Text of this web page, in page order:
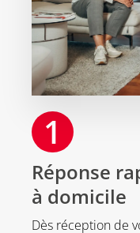
1
Réponse
à domicile
Dès réception de